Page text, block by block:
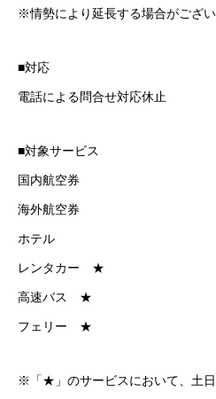
※情勢により延長する場合がござ
■対応
電話による問合せ対応休止
■対象サービス
国内航空券
海外航空券
ホテル
レンタカー ★
高速バス ★
フェリー ★
※「★」のサービスにおいて、土日